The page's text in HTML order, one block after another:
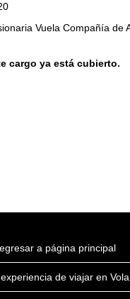
Vuela Compañía de
cargo ya está cubierto.
a página principal
de viajar en